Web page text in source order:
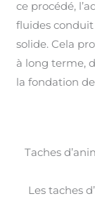
ce procédé,
fluides
solide. Cela
à long terme,
la fondation
Taches
Les taches